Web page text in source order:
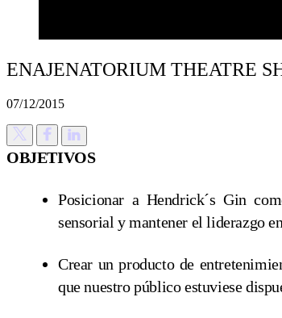
ENAJENATORIUM THEATRE
07/12/2015
OBJETIVOS
Posicionar a Hendrick´s Gin
sensorial y mantener el liderazgo
Crear un producto de
que nuestro público estuviese